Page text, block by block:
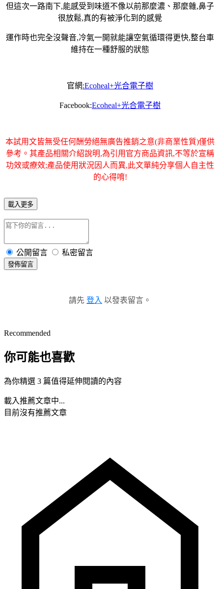
但這次一路南下,能感受到味道不像以前那麼濃、那麼雜,鼻子
很放鬆,真的有被淨化到的感覺
運作時也完全沒聲音,冷氣一開就能讓空氣循環得更快,整台車
維持在一種舒服的狀態
官網:Ecoheal+光合電子樹
Facebook:Ecoheal+光合電子樹
本試用文皆無受任何酬勞絕無廣告推銷之意(非商業性質)僅供
參考。其產品相關介紹說明,為引用官方商品資訊,不等於宣稱
功效或療效;產品使用狀況因人而異,此文單純分享個人自主性
的心得唷!
載入更多
公開留言 私密留言
發佈留言
請先 登入 以發表留言。
Recommended
你可能也喜歡
為你精選 3 篇值得延伸閱讀的內容
載入推薦文章中...
目前沒有推薦文章